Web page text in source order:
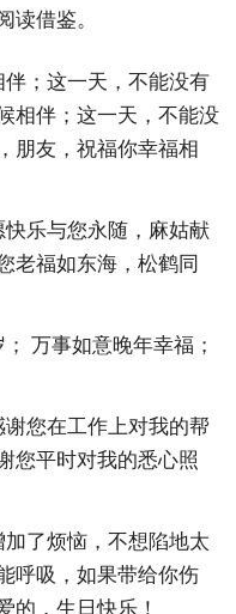
读借鉴。
；这一天，不能没有
相伴；这一天，不能没
朋友，祝福你幸福相
乐与您永随，麻姑献
老福如东海，松鹤同
万事如意晚年幸福；
您在工作上对我的帮
您平时对我的悉心照
了烦恼，不想陷地太
呼吸，如果带给你伤
的，生日快乐！